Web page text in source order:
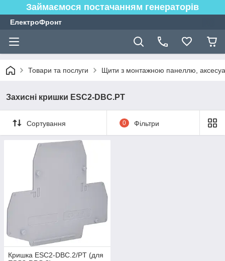
Займаємося постачанням генераторів
ЕлектроФронт
Товари та послуги Щити з монтажною панеллю,
Захисні кришки ESC2-DBC.PT
Сортування 0 Фільтри
Кришка ESC2-DBC.2/PT (для